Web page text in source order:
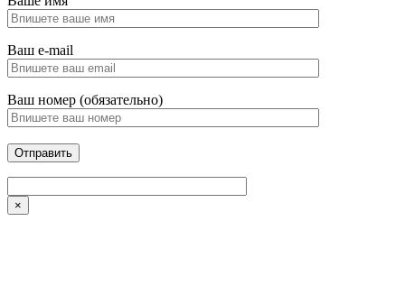
Ваш e-mail
Ваш номер (обязательно)
×